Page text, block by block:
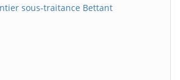
sous-traitance Bettant